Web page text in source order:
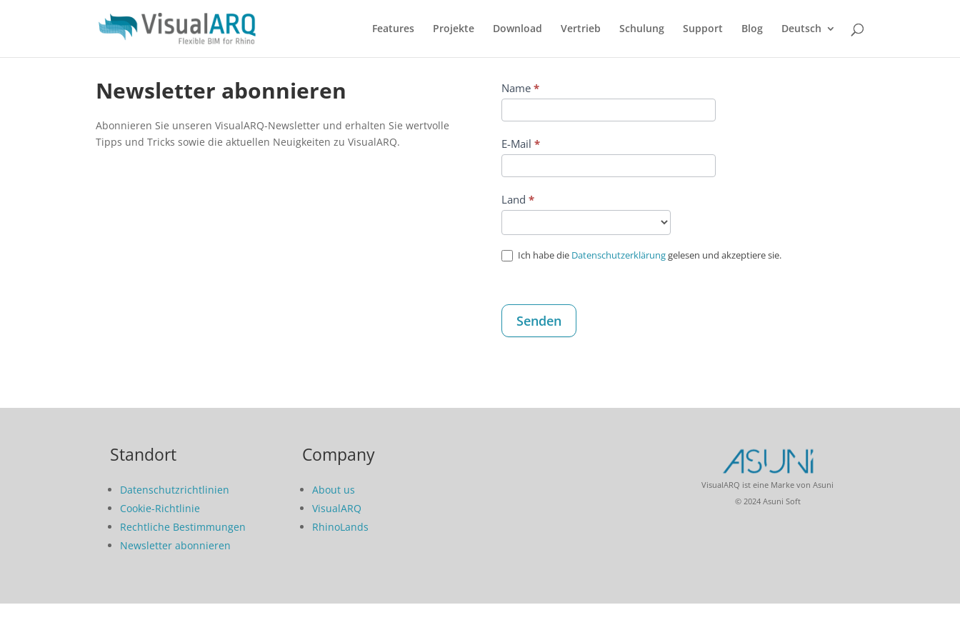
Features Projekte Download Vertrieb Schulung Support Blog Deutsch
Newsletter abonnieren
Abonnieren Sie unseren VisualARQ-Newsletter und erhalten Sie wertvolle
Tipps und Tricks sowie die aktuellen Neuigkeiten zu VisualARQ.
Name *
E-Mail *
Land *
Ich habe die Datenschutzerklärunggelesen und akzeptiere sie.
Standort
Datenschutzrichtlinien
Cookie-Richtlinie
Rechtliche Bestimmungen
Newsletter abonnieren
Company
About us
VisualARQ
RhinoLands
VisualARQ ist eine Marke von Asuni
© 2024 Asuni Soft